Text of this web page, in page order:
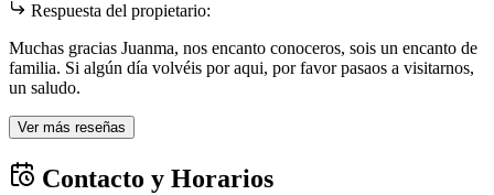
Respuesta del propietario:
Muchas gracias Juanma, nos encanto conoceros, sois un encanto de
familia. Si algún día volvéis por aqui, por favor pasaos a visitarnos,
un saludo.
Ver más reseñas
Contacto y Horarios